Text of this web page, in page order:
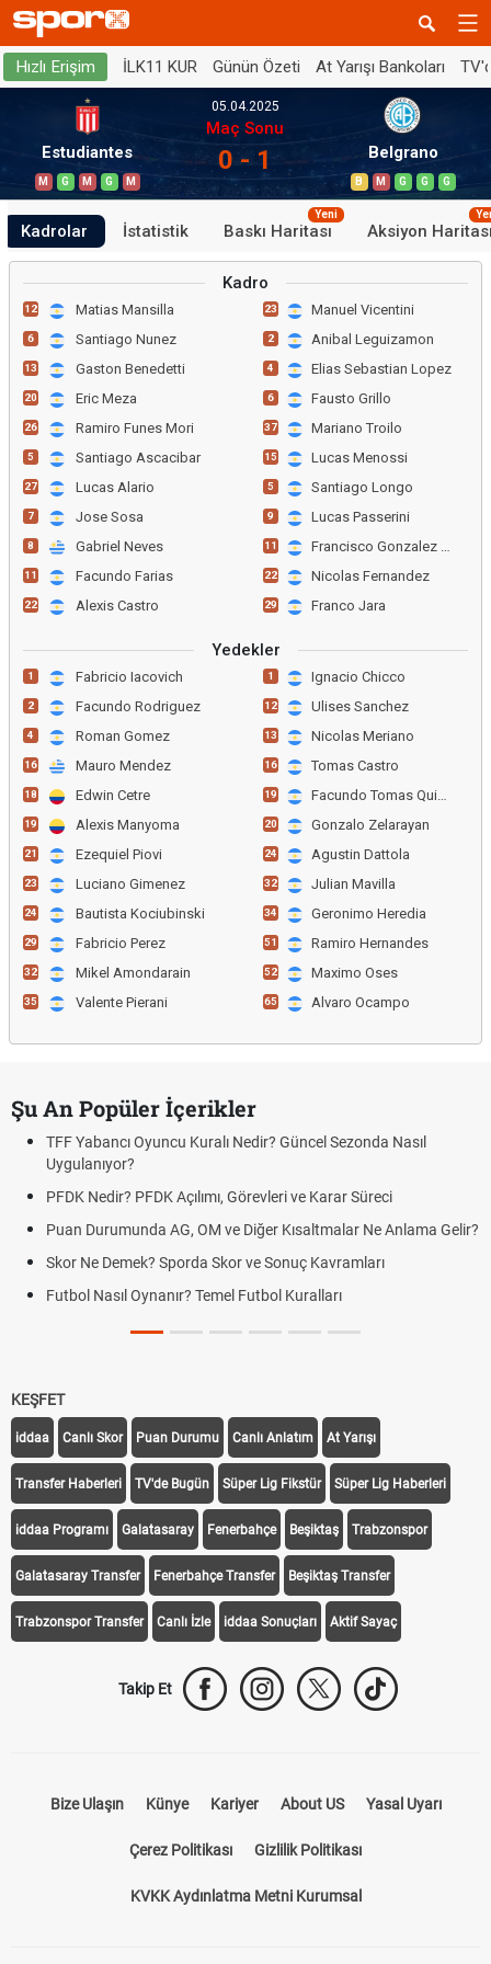
Hızlı Erişim İLK11 KUR Günün Özeti At Yarışı Bankoları
Estudiantes
M G M G M
05.04.2025
Maç Sonu
0 - 1 Belgrano
B M G G G
Kadrolar İstatistik Baskı Haritası
Yeni
Aksiyon
Kadro
12 Matias Mansilla
6 Santiago Nunez
13 Gaston Benedetti
20 Eric Meza
26 Ramiro Funes Mori
5 Santiago Ascacibar
27 Lucas Alario
7 Jose Sosa
8 Gabriel Neves
11 Facundo Farias
22 Alexis Castro
23 Manuel Vicentini
2 Anibal Leguizamon
4 Elias Sebastian Lopez
6 Fausto Grillo
37 Mariano Troilo
15 Lucas Menossi
5 Santiago Longo
9 Lucas Passerini
11 Francisco Gonzalez Metill
22 Nicolas Fernandez
29 Franco Jara
Yedekler
1 Fabricio Iacovich
2 Facundo Rodriguez
4 Roman Gomez
16 Mauro Mendez
18 Edwin Cetre
19 Alexis Manyoma
21 Ezequiel Piovi
23 Luciano Gimenez
24 Bautista Kociubinski
29 Fabricio Perez
32 Mikel Amondarain
35 Valente Pierani
1 Ignacio Chicco
12 Ulises Sanchez
13 Nicolas Meriano
16 Tomas Castro
19 Facundo Tomas Quignon
20 Gonzalo Zelarayan
24 Agustin Dattola
32 Julian Mavilla
34 Geronimo Heredia
51 Ramiro Hernandes
52 Maximo Oses
65 Alvaro Ocampo
Şu An Popüler İçerikler
TFF Yabancı Oyuncu Kuralı Nedir? Güncel Sezonda Nasıl
Uygulanıyor?
PFDK Nedir? PFDK Açılımı, Görevleri ve Karar Süreci
Puan Durumunda AG, OM ve Diğer Kısaltmalar Ne Anlama Gelir?
Skor Ne Demek? Sporda Skor ve Sonuç Kavramları
Futbol Nasıl Oynanır? Temel Futbol Kuralları
KEŞFET
iddaa Canlı Skor Puan Durumu Canlı Anlatım At Yarışı
Transfer Haberleri TV'de Bugün Süper Lig Fikstür Süper Lig Haberleri
iddaa Programı Galatasaray Fenerbahçe Beşiktaş Trabzonspor
Galatasaray Transfer Fenerbahçe Transfer Beşiktaş Transfer
Trabzonspor Transfer Canlı İzle iddaa Sonuçları Aktif Sayaç
Takip Et
Bize Ulaşın Künye Kariyer About US Yasal Uyarı
Çerez Politikası Gizlilik Politikası
KVKK Aydınlatma Metni Kurumsal